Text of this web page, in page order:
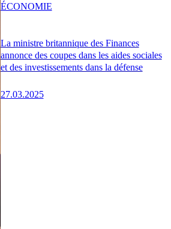
La ministre britannique des Finances
annonce des coupes dans les aides sociales
et des investissements dans la défense
27.03.2025
ÉCONOMIE